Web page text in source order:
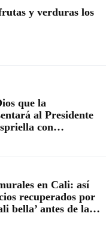
y verduras los
que la
al Presidente
con
en Cali: así
recuperados por
bella’ antes de la